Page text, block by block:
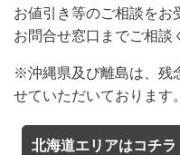
お値引き等のご相談をお
お問合せ窓口までご相談
※沖縄県及び離島は、残
せていただいております。
北海道エリアはコチラ